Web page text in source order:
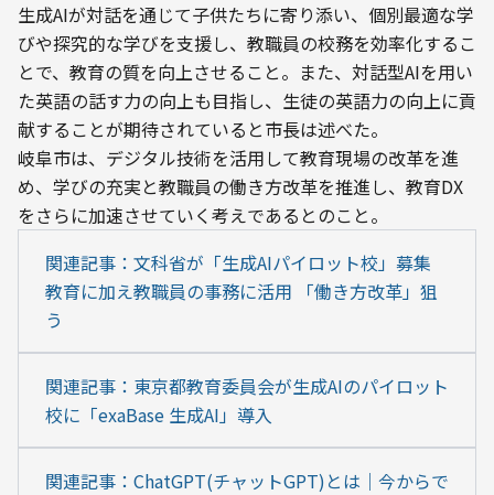
生成AIが対話を通じて子供たちに寄り添い、個別最適な学
びや探究的な学びを支援し、教職員の校務を効率化するこ
とで、教育の質を向上させること。また、対話型AIを用い
た英語の話す力の向上も目指し、生徒の英語力の向上に貢
献することが期待されていると市長は述べた。
岐阜市は、デジタル技術を活用して教育現場の改革を進
め、学びの充実と教職員の働き方改革を推進し、教育DX
をさらに加速させていく考えであるとのこと。
関連記事：文科省が「生成AIパイロット校」募集
教育に加え教職員の事務に活用 「働き方改革」狙
う
関連記事：東京都教育委員会が生成AIのパイロット
校に「exaBase 生成AI」導入
関連記事：ChatGPT(チャットGPT)とは｜今からで